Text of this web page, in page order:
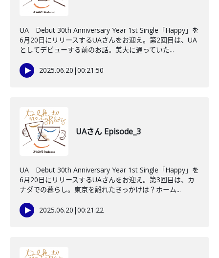
UA Debut 30th Anniversary Year 1st Single「Happy」を
6月20日にリリースするUAさんをお迎え。第2回目は、UA
としてデビューする前のお話。美大に通っていた...
2025.06.20 |00:21:50
UAさん Episode_3
UA Debut 30th Anniversary Year 1st Single「Happy」を
6月20日にリリースするUAさんをお迎え。第3回目は、カ
ナダでの暮らし。東京を離れたきっかけは？ホーム...
2025.06.20 |00:21:22